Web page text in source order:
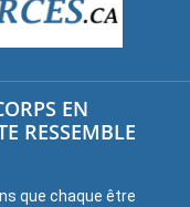
EN
RESSEMBLE
que chaque être